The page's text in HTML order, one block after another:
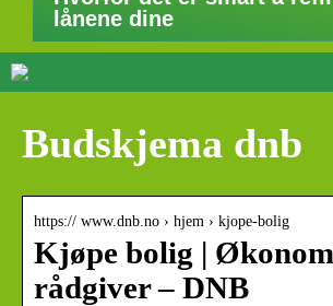
lånene dine
Budskjema dnb
https:// www.dnb.no › hjem › kjope-bolig
Kjøpe bolig |
rådgiver – DNB